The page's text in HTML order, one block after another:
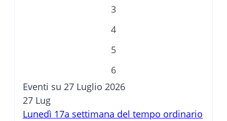
3
4
5
6
Eventi su 27 Luglio 2026
27 Lug
Lunedì 17a settimana del tempo ordinario